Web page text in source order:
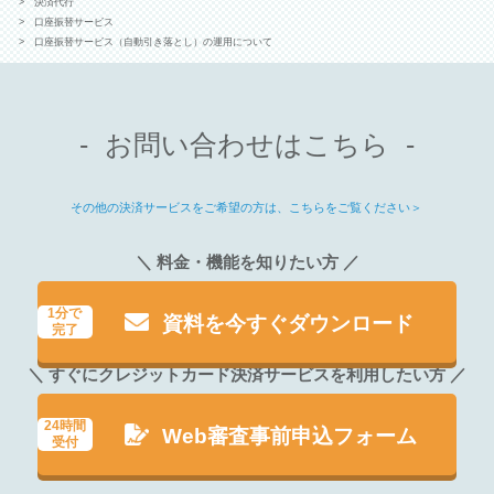
決済代行
口座振替サービス
口座振替サービス（自動引き落とし）の運用について
お問い合わせはこちら
その他の決済サービスをご希望の方は、こちらをご覧ください＞
＼ 料金・機能を知りたい方 ／
1分で
完了
資料を今すぐダウンロード
＼ すぐにクレジットカード決済サービスを利用したい方 ／
24時間
受付
Web審査事前申込フォーム